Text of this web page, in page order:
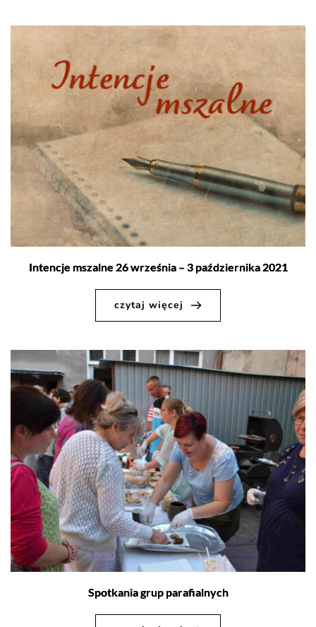
Intencje mszalne 26 września – 3 października 2021
czytaj więcej
Spotkania grup parafialnych